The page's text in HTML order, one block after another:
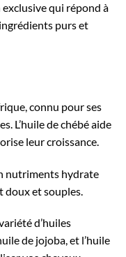
qui répond à
purs et
connu pour ses
L’huile de chébé aide
leur croissance.
nutriments hydrate
doux et souples.
d’huiles
de jojoba, et l’huile